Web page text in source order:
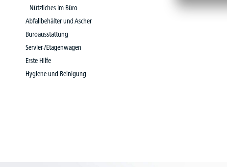
Nützliches im Büro
Abfallbehälter und Ascher
Büroausstattung
Servier-/Etagenwagen
Erste Hilfe
Hygiene und Reinigung